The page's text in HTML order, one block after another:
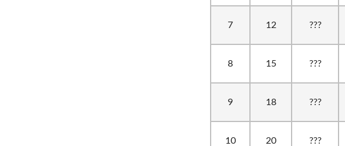
7 12 ???
8 15 ???
9 18 ???
10 20 ???